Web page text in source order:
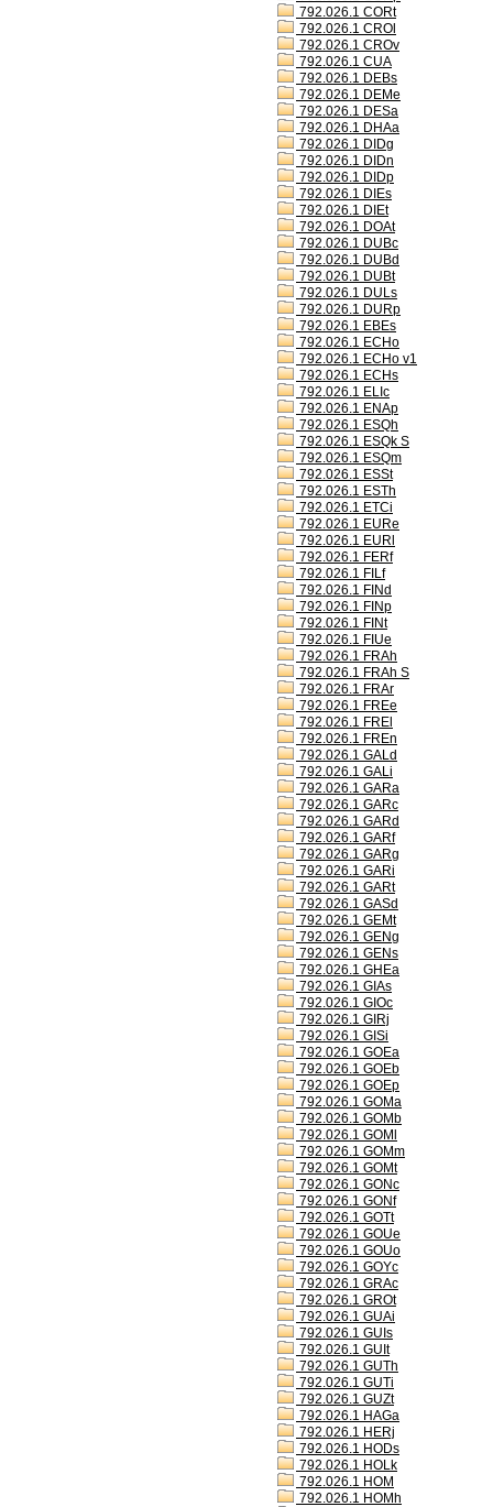
792.026.1 CORt
792.026.1 CROl
792.026.1 CROv
792.026.1 CUA
792.026.1 DEBs
792.026.1 DEMe
792.026.1 DESa
792.026.1 DHAa
792.026.1 DIDg
792.026.1 DIDn
792.026.1 DIDp
792.026.1 DIEs
792.026.1 DIEt
792.026.1 DOAt
792.026.1 DUBc
792.026.1 DUBd
792.026.1 DUBt
792.026.1 DULs
792.026.1 DURp
792.026.1 EBEs
792.026.1 ECHo
792.026.1 ECHo v1
792.026.1 ECHs
792.026.1 ELIc
792.026.1 ENAp
792.026.1 ESQh
792.026.1 ESQk S
792.026.1 ESQm
792.026.1 ESSt
792.026.1 ESTh
792.026.1 ETCi
792.026.1 EURe
792.026.1 EURl
792.026.1 FERf
792.026.1 FILf
792.026.1 FINd
792.026.1 FINp
792.026.1 FINt
792.026.1 FIUe
792.026.1 FRAh
792.026.1 FRAh S
792.026.1 FRAr
792.026.1 FREe
792.026.1 FREl
792.026.1 FREn
792.026.1 GALd
792.026.1 GALi
792.026.1 GARa
792.026.1 GARc
792.026.1 GARd
792.026.1 GARf
792.026.1 GARg
792.026.1 GARi
792.026.1 GARt
792.026.1 GASd
792.026.1 GEMt
792.026.1 GENg
792.026.1 GENs
792.026.1 GHEa
792.026.1 GIAs
792.026.1 GIOc
792.026.1 GIRj
792.026.1 GISi
792.026.1 GOEa
792.026.1 GOEb
792.026.1 GOEp
792.026.1 GOMa
792.026.1 GOMb
792.026.1 GOMl
792.026.1 GOMm
792.026.1 GOMt
792.026.1 GONc
792.026.1 GONf
792.026.1 GOTt
792.026.1 GOUe
792.026.1 GOUo
792.026.1 GOYc
792.026.1 GRAc
792.026.1 GROt
792.026.1 GUAi
792.026.1 GUIs
792.026.1 GUIt
792.026.1 GUTh
792.026.1 GUTi
792.026.1 GUZt
792.026.1 HAGa
792.026.1 HERj
792.026.1 HODs
792.026.1 HOLk
792.026.1 HOM
792.026.1 HOMh